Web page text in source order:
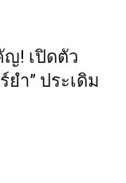
ญ! เปิดตัว
ยำ” ประเดิม